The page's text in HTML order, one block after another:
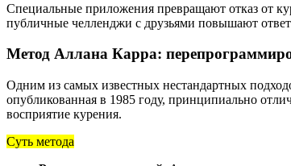
Специальные приложения превращают отказ от
публичные челленджи с друзьями повышают
Метод Аллана Карра:
Одним из самых известных нестандартных
опубликованная в 1985 году, принципиально
восприятие курения.
Суть метода